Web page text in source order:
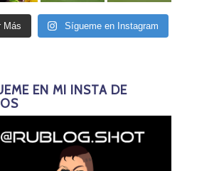
Más Sígueme en Instagram
EN MI INSTA DE